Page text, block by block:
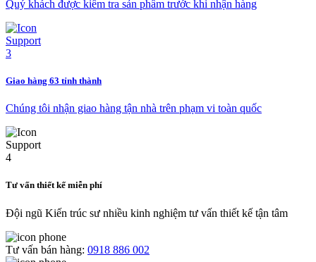
Quý khách được kiểm tra sản phẩm trước khi nhận hàng
Giao hàng 63 tỉnh thành
Chúng tôi nhận giao hàng tận nhà trên phạm vi toàn quốc
Tư vấn thiết kế miễn phí
Đội ngũ Kiến trúc sư nhiều kinh nghiệm tư vấn thiết kế tận tâm
Tư vấn bán hàng: 0918 886 002